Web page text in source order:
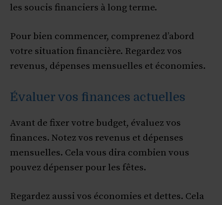
les soucis financiers à long terme.
Pour bien commencer, comprenez d’abord
votre situation financière. Regardez vos
revenus, dépenses mensuelles et économies.
Évaluer vos finances actuelles
Avant de fixer votre budget, évaluez vos
finances. Notez vos revenus et dépenses
mensuelles. Cela vous dira combien vous
pouvez dépenser pour les fêtes.
Regardez aussi vos économies et dettes. Cela